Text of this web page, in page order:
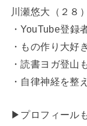
川瀬悠大（２８）
・YouTube登録
・もの作り大好き
・読書ヨガ登山
・自律神経を整
▶︎プロフィール